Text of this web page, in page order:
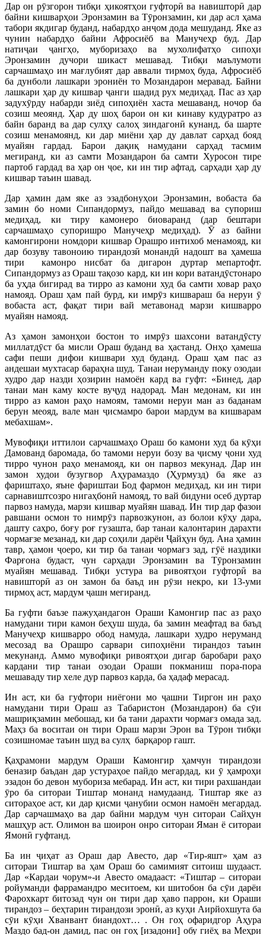
Дар он рӯзгорон тибқи ҳикоятҳои гуфторӣ ва навишторӣ дар
байни кишварҳои Эронзамин ва Тӯронзамин, ки дар асл ҳама
табори якдигар буданд, набардҳо анҷом дода мешуданд. Яке аз
чунин набардҳо байни Афросиёб ва Манучеҳр буд. Дар
натиҷаи ҷангҳо, муборизаҳо ва мухолифатҳо сипоҳи
Эронзамин дучори шикаст мешавад. Тибқи маълумоти
сарчашмаҳо ин мағлубият дар аввали тирмоҳ буда, Афросиёб
ба дунболи лашкари эрониён то Мозандарон меравад. Байни
лашкари ҳар ду кишвар ҷанги шадид рух медиҳад. Пас аз ҳар
задухӯрду набарди зиёд сипоҳиён хаста мешаванд, ночор ба
созиш меоянд. Ҳар ду шоҳ барои он ки кинаву кудуратро аз
байн баранд ва дар сулҳу салоҳ зиндагонӣ кунанд, ба шарте
созиш менамоянд, ки дар миёни ҳар ду давлат сарҳад бояд
муайян гардад. Барои дақиқ намудани сарҳад тасмим
мегиранд, ки аз самти Мозандарон ба самти Хуросон тире
партоб гардад ва ҳар он ҷое, ки ин тир афтад, сарҳади ҳар ду
кишвар таъин шавад.
Дар ҳамин дам яке аз эзадбонуҳои Эронзамин, вобаста ба
замин бо номи Сипандормуз, пайдо мешавад ва супориш
медиҳад, ки тиру камонеро биоваранд (дар бештари
сарчашмаҳо супоришро Манучеҳр медиҳад). Ӯ аз байни
камонгирони номдори кишвар Орашро интихоб менамояд, ки
дар бозуву тавоноию тирандозӣ монандӣ надошт ва ҳамеша
тири камонро нисбат ба дигарон дуртар мепартофт.
Сипандормуз аз Ораш тақозо кард, ки ин кори ватандӯстонаро
ба уҳда бигирад ва тирро аз камони худ ба самти ховар раҳо
намояд. Ораш ҳам пай бурд, ки имрӯз кишвараш ба неруи ӯ
вобаста аст, фақат тири вай метавонад марзи кишварро
муайян намояд.
Аз ҳамон замонҳои бостон то имрӯз шахсони ватандӯсту
миллатдӯст ба мисли Ораш буданд ва ҳастанд. Онҳо ҳамеша
сафи пеши дифои кишвари худ буданд. Ораш ҳам пас аз
андешаи мухтасар бараҳна шуд. Танаи неруманду поку озодаи
худро дар назди ҳозирин намоён кард ва гуфт: «Бинед, дар
танаи ман каму косте вуҷуд надорад. Ман медонам, ки ин
тирро аз камон раҳо намоям, тамоми неруи ман аз баданам
берун меояд, вале ман ҷисмамро барои мардум ва кишварам
мебахшам».
Мувофиқи иттилои сарчашмаҳо Ораш бо камони худ ба кӯҳи
Дамованд баромада, бо тамоми неруи бозу ва ҷисму ҷони худ
тирро чунон раҳо менамояд, ки он парвоз мекунад. Дар ин
замон худои бузугвор Аҳурамаздо (Ҳурмузд) ба яке аз
фариштаҳо, яъне фариштаи Бод фармон медиҳад, ки ин тири
сарнавиштсозро нигаҳбонӣ намояд, то вай бидуни осеб дуртар
парвоз намуда, марзи кишвар муайян шавад. Ин тир дар фазои
равшани осмон то нимрӯз парвозкунон, аз болои кӯҳу дара,
дашту саҳро, боғу роғ гузашта, бар танаи калонтарин дарахти
чормағзе мезанад, ки дар соҳили дарёи Ҷайҳун буд. Ана ҳамин
тавр, ҳамон ҷоеро, ки тир ба танаи чормағз зад, гӯё наздики
Фарғона будаст, чун сарҳади Эронзамин ва Тӯронзамин
муайян мешавад. Тибқи устура ва ривоятҳои гуфторӣ ва
навишторӣ аз он замон ба баъд ин рӯзи некро, ки 13-уми
тирмоҳ аст, мардум ҷашн мегиранд.
Ба гуфти баъзе пажуҳандагон Ораши Камонгир пас аз раҳо
намудани тири камон беҳуш шуда, ба замин меафтад ва баъд
Манучеҳр кишварро обод намуда, лашкари худро неруманд
месозад ва Орашро сарвари сипоҳиёни тирандоз таъин
мекунанд. Аммо мувофиқи ривоятҳои дигар баробари раҳо
кардани тир танаи озодаи Ораши покманиш пора-пора
мешаваду тир хеле дур парвоз карда, ба ҳадаф мерасад.
Ин аст, ки ба гуфтори ниёгони мо ҷашни Тиргон ин раҳо
намудани тири Ораш аз Табаристон (Мозандарон) ба сӯи
машриқзамин мебошад, ки ба тани дарахти чормағз омада зад.
Маҳз ба воситаи он тири Ораш марзи Эрон ва Тӯрон тибқи
созишномае таъин шуд ва сулҳ барқарор гашт.
Қаҳрамони мардум Ораши Камонгир ҳамчун тирандози
беназир баъдан дар устураҳое пайдо мегардад, ки ӯ ҳамроҳи
эзадон бо девон мубориза мебарад. Ин аст, ки тири рахшандаи
ӯро ба ситораи Тиштар монанд намудаанд. Тиштар яке аз
ситораҳое аст, ки дар қисми ҷанубии осмон намоён мегардад.
Дар сарчашмаҳо ва дар байни мардум чун ситораи Сайҳун
машҳур аст. Олимон ва шоирон онро ситораи Яман ё ситораи
Ямонӣ гуфтанд.
Ба ин ҷиҳат аз Ораш дар Авесто, дар «Тир-яшт» ҳам аз
ситораи Тиштар ва ҳам Ораш бо самимият ситоиш шудааст.
Дар «Кардаи чорум»-и Авесто омадааст: «Тиштар – ситораи
ройуманди фаррамандро меситоем, ки шитобон ба сӯи дарёи
Фарохкарт битозад чун он тири дар ҳаво паррон, ки Ораши
тирандоз – беҳтарин тирандози эронӣ, аз куҳи Аирйохшута ба
сӯи кӯҳи Хванвант биандохт… . Он гоҳ офаридгор Аҳура
Маздо бад-он дамид, пас он гоҳ [изадони] обу гиёҳ ва Меҳри